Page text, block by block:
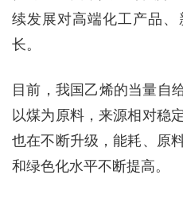
续发展对高端化工产品
长。
目前，我国乙烯的当量自
以煤为原料，来源相对稳
也在不断升级，能耗、原
和绿色化水平不断提高。